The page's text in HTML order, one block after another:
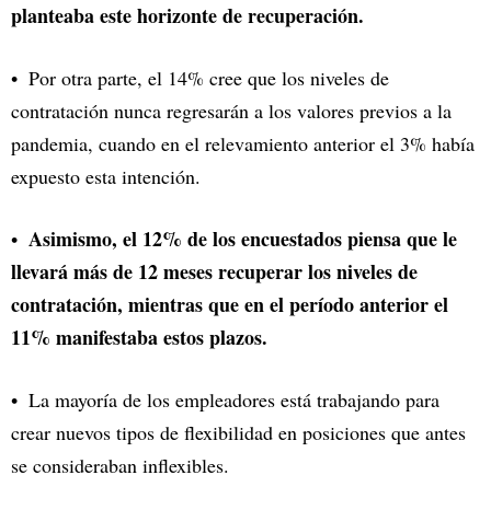
planteaba este horizonte de recuperación.
Por otra parte, el 14% cree que los niveles de
contratación nunca regresarán a los valores previos a la
pandemia, cuando en el relevamiento anterior el 3% había
expuesto esta intención.
Asimismo, el 12% de los encuestados piensa que le
llevará más de 12 meses recuperar los niveles de
contratación, mientras que en el período anterior el
11% manifestaba estos plazos.
La mayoría de los empleadores está trabajando para
crear nuevos tipos de flexibilidad en posiciones que antes
se consideraban inflexibles.